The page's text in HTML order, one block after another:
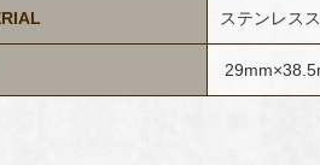
ステンレス